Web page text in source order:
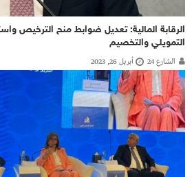
الرقابة المالية: تعديل ضوابط منح الترخيص
التمويلي والتخصيم
الشارع 24 أبريل 26, 2023